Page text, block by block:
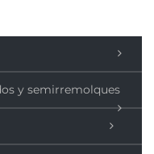
y semirremolques